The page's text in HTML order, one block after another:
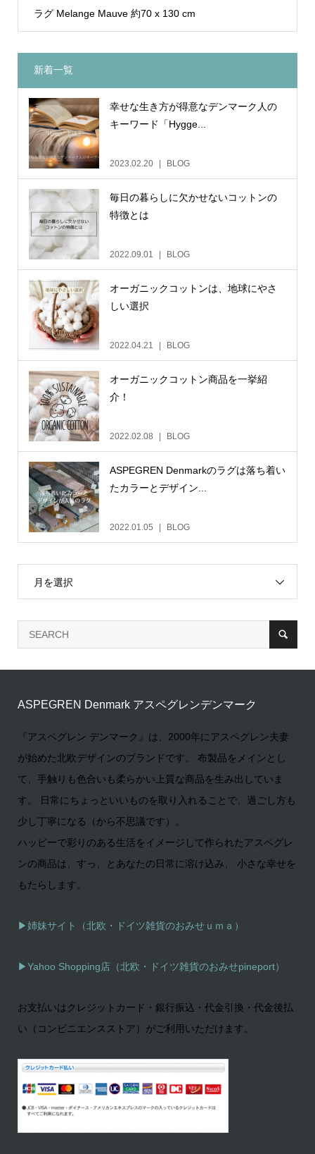
ラグ Melange Mauve 約70 x 130 cm
新着一覧
幸せな生き方が得意なデンマーク人の
キーワード「Hygge...
2023.02.20 BLOG
毎日の暮らしに欠かせないコットンの
特徴とは
2022.09.01 BLOG
オーガニックコットンは、地球にやさ
しい選択
2022.04.21 BLOG
オーガニックコットン商品を一挙紹
介！
2022.02.08 BLOG
ASPEGREN Denmarkのラグは落ち着い
たカラーとデザイン...
2022.01.05 BLOG
月を選択
ASPEGREN Denmark アスペグレンデンマーク
『アスペグレン デンマーク』は、2000年にアスペグレン夫妻
が始めた北欧デザインのブランドです。 布製品をメインとし
て、手触りも色合いも柔らかい上質な商品を生み出していま
す。 日常にちょっといいものを取り入れることで、過ごし方も
少し丁寧になる（から不思議です）。
ハッピーで彩りのある生活をイメージして作られたアスペグレ
ンの商品は、すっ、とあなたの日常に溶け込み、 小さな幸せを
もたらします。
▶姉妹サイト（北欧・ドイツ雑貨のおみせｕｍａ）
▶Yahoo Shopping店（北欧・ドイツ雑貨のおみせpineport）
お支払いはクレジットカード・銀行振込・代金引換・代金後払
い（コンビニエンスストア）がご利用いただけます。